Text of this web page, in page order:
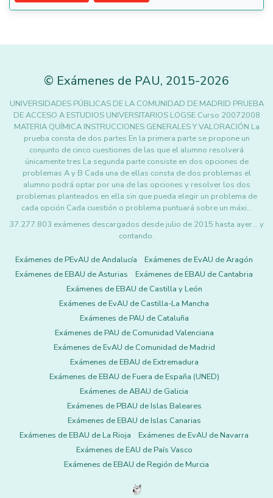
© Exámenes de PAU, 2015-2026
UNIVERSIDADES PÚBLICAS DE LA COMUNIDAD DE MADRID PRUEBA
DE ACCESO A ESTUDIOS UNIVERSITARIOS LOGSE Curso 20072008
MATERIA QUÍMICA INSTRUCCIONES GENERALES Y VALORACIÓN La
prueba consta de dos partes En la primera parte se propone un
conjunto de cinco cuestiones de las que el alumno resolverá
únicamente tres La segunda parte consiste en dos opciones de
problemas A y B Cada una de ellas consta de dos problemas el
alumno podrá optar por una de las opciones y resolver los dos
problemas planteados en ella sin que pueda elegir un problema de
cada opción Cada cuestión o problema puntuará sobre un máxi…
37.277.803 exámenes descargados desde julio de 2015 hasta ayer... y
contando.
Exámenes de PEvAU de Andalucía
Exámenes de EvAU de Aragón
Exámenes de EBAU de Asturias
Exámenes de EBAU de Cantabria
Exámenes de EBAU de Castilla y León
Exámenes de EvAU de Castilla-La Mancha
Exámenes de PAU de Cataluña
Exámenes de PAU de Comunidad Valenciana
Exámenes de EvAU de Comunidad de Madrid
Exámenes de EBAU de Extremadura
Exámenes de EBAU de Fuera de España (UNED)
Exámenes de ABAU de Galicia
Exámenes de PBAU de Islas Baleares
Exámenes de EBAU de Islas Canarias
Exámenes de EBAU de La Rioja
Exámenes de EvAU de Navarra
Exámenes de EAU de País Vasco
Exámenes de EBAU de Región de Murcia